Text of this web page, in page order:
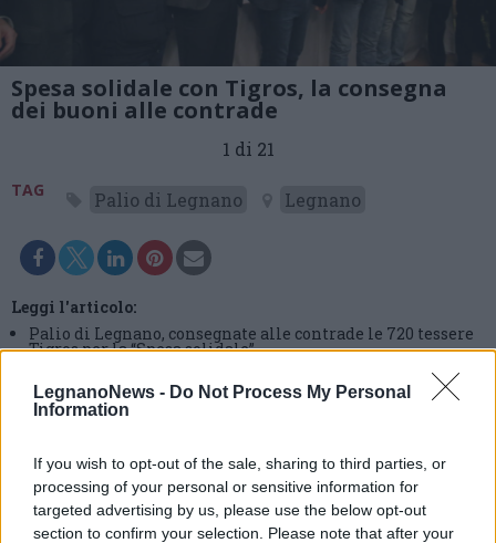
LegnanoNews - Do Not Process My Personal
Information
If you wish to opt-out of the sale, sharing to third parties, or
processing of your personal or sensitive information for
targeted advertising by us, please use the below opt-out
section to confirm your selection. Please note that after your
Spesa solidale con Tigros, la consegna
dei buoni alle contrade
1 di 21
TAG Palio di Legnano Legnano
Leggi l'articolo:
Palio di Legnano, consegnate alle contrade le 720 tessere
Tigros per la “Spesa solidale”